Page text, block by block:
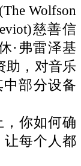
Wolfson
慈善信
·弗雷泽基
助，对音乐
部分设备
你如何确
让每个人都